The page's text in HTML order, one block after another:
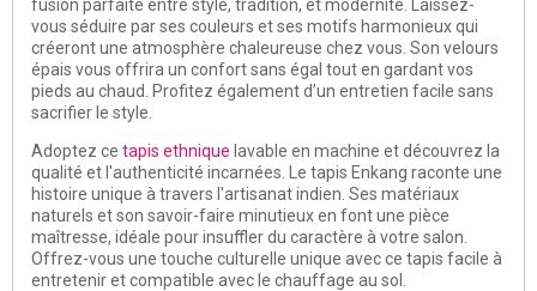
fusion parfaite entre style, tradition, et modernité. Laissez-
vous séduire par ses couleurs et ses motifs harmonieux qui
créeront une atmosphère chaleureuse chez vous. Son velours
épais vous offrira un confort sans égal tout en gardant vos
pieds au chaud. Profitez également d’un entretien facile sans
sacrifier le style.
Adoptez ce tapis ethnique lavable en machine et découvrez la
qualité et l'authenticité incarnées. Le tapis Enkang raconte une
histoire unique à travers l'artisanat indien. Ses matériaux
naturels et son savoir-faire minutieux en font une pièce
maîtresse, idéale pour insuffler du caractère à votre salon.
Offrez-vous une touche culturelle unique avec ce tapis facile à
entretenir et compatible avec le chauffage au sol.